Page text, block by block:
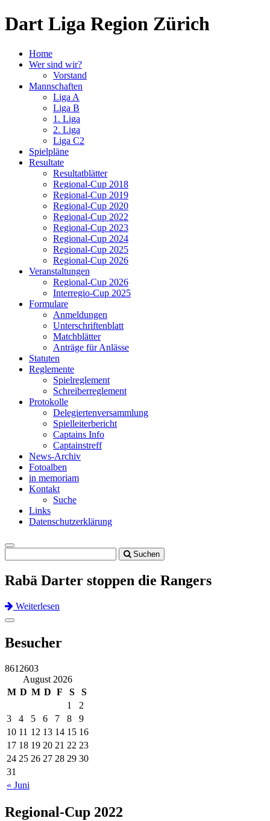
Dart Liga Region Zürich
Home
Wer sind wir?
Vorstand
Mannschaften
Liga A
Liga B
1. Liga
2. Liga
Liga C2
Spielpläne
Resultate
Resultatblätter
Regional-Cup 2018
Regional-Cup 2019
Regional-Cup 2020
Regional-Cup 2022
Regional-Cup 2023
Regional-Cup 2024
Regional-Cup 2025
Regional-Cup 2026
Veranstaltungen
Regional-Cup 2026
Interregio-Cup 2025
Formulare
Anmeldungen
Unterschriftenblatt
Matchblätter
Anträge für Anlässe
Statuten
Reglemente
Spielreglement
Schreiberreglement
Protokolle
Delegiertenversammlung
Spielleiterbericht
Captains Info
Captainstreff
News-Archiv
Fotoalben
in memoriam
Kontakt
Suche
Links
Datenschutzerklärung
Toggle
navigation
Suchen
Rabä Darter stoppen die Rangers
Weiterlesen
Previous
Next
Toggle
Besucher
8612603
August 2026
M D M D F S S
« Juni
1
2
3
4 5 6 7 8
9
10 11 12 13 14 15 16
17 18 19 20 21 22 23
24 25 26 27 28 29 30
31
Regional-Cup 2022